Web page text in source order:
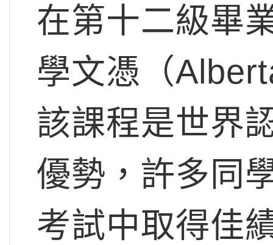
在第十二級畢
學文憑（
該課程是世界
優勢，許多同
考試中取得佳